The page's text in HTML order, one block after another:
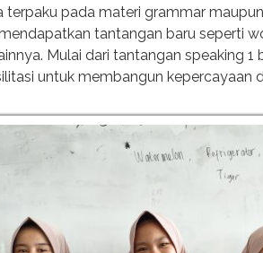
terpaku pada materi grammar
tantangan baru seperti
Mulai dari tantangan speaking 1
untuk membangun kepercayaan